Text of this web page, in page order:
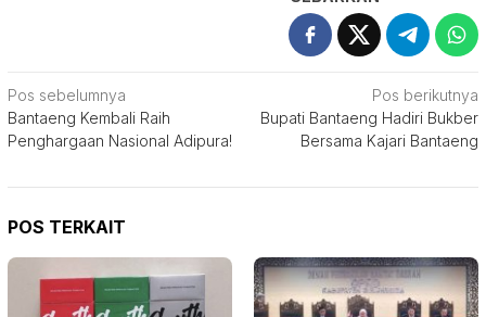
Navigasi
pos
Pos sebelumnya
Bantaeng Kembali Raih
Penghargaan Nasional Adipura!
Pos berikutnya
Bupati Bantaeng Hadiri Bukber
Bersama Kajari Bantaeng
POS TERKAIT